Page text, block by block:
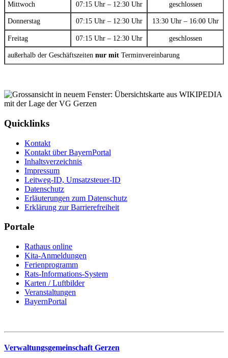
Mittwoch 07:15 Uhr – 12:30 Uhr geschlossen
Donnerstag 07:15 Uhr – 12:30 Uhr 13:30 Uhr – 16:00 Uhr
Freitag 07:15 Uhr – 12:30 Uhr geschlossen
außerhalb der Geschäftszeiten nur mit Terminvereinbarung
Quicklinks
Kontakt
Kontakt über BayernPortal
Inhaltsverzeichnis
Impressum
Leitweg-ID, Umsatzsteuer-ID
Datenschutz
Erläuterungen zum Datenschutz
Erklärung zur Barrierefreiheit
Portale
Rathaus online
Kita-Anmeldungen
Ferienprogramm
Rats-Informations-System
Karten / Luftbilder
Veranstaltungen
BayernPortal
Verwaltungsgemeinschaft Gerzen